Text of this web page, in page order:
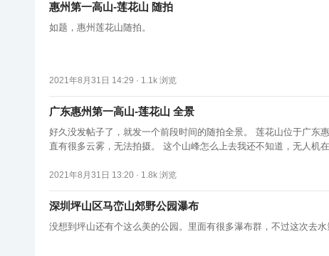
惠州第一高山-莲花山 随拍
如题，惠州莲花山随拍。
2021年8月31日 14:29 · 1.1k 浏览
广东惠州第一高山-莲花山 全景
好久没发帖子了，就发一个前段时间的随拍全景。 莲花山位于广东惠州惠东县，与海丰交界。 是
直有很多云雾，无法拍摄。 这个山峰怎么上去我还不知道，无人机
2021年8月31日 13:20 · 1.8k 浏览
深圳坪山区马峦山郊野公园瀑布
没想到坪山还有个这么美的公园。里面有很多瀑布群，不过这次去水